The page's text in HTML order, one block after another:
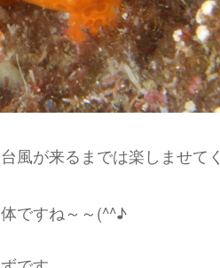
風が来るまでは楽しませてく
ですね～～(^^♪